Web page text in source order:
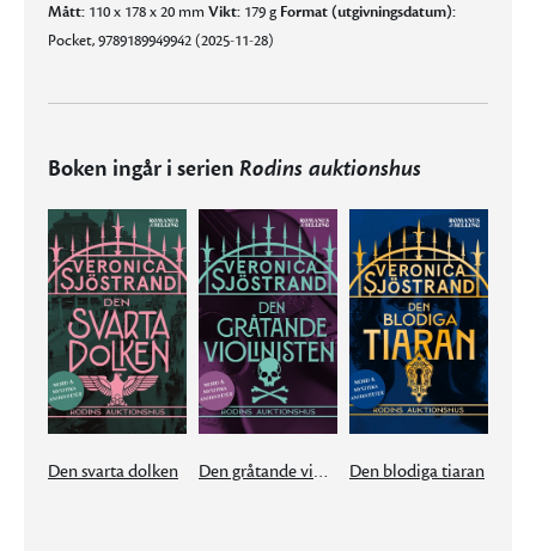
Mått: 110 x 178 x 20 mmVikt: 179 g Format (utgivningsdatum):
Pocket, 9789189949942 (2025-11-28)
Boken ingår i serien Rodins auktionshus
Den svarta dolken Den gråtande violinisten Den blodiga tiaran